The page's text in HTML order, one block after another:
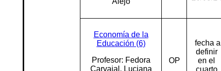
Economía de la
Educación (6)
Profesor: Fedora
Carvajal, Luciana
OP
fecha a
definir
en el
cuarto